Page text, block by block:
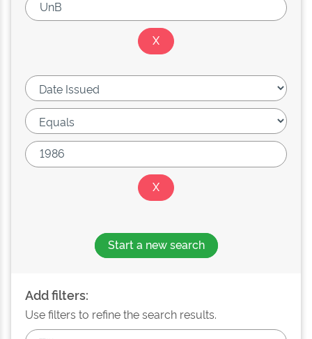
Start a new search
Add filters:
Use filters to refine the search results.